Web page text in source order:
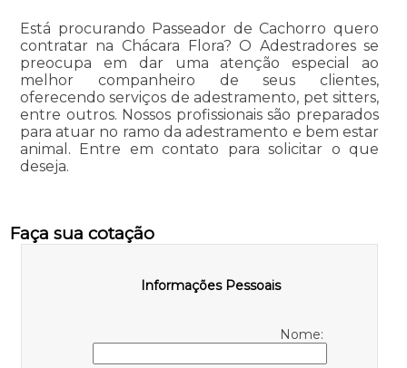
Está procurando Passeador de Cachorro quero
contratar na Chácara Flora? O Adestradores se
preocupa em dar uma atenção especial ao
melhor companheiro de seus clientes,
oferecendo serviços de adestramento, pet sitters,
entre outros. Nossos profissionais são preparados
para atuar no ramo da adestramento e bem estar
animal. Entre em contato para solicitar o que
deseja.
Faça sua cotação
Informações Pessoais
Nome: